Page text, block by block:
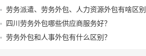
劳务派遣、劳务外包、人力资源外包有啥区别
四川劳务外包哪些供应商服务好？
劳务外包和人事外包有什么区别？